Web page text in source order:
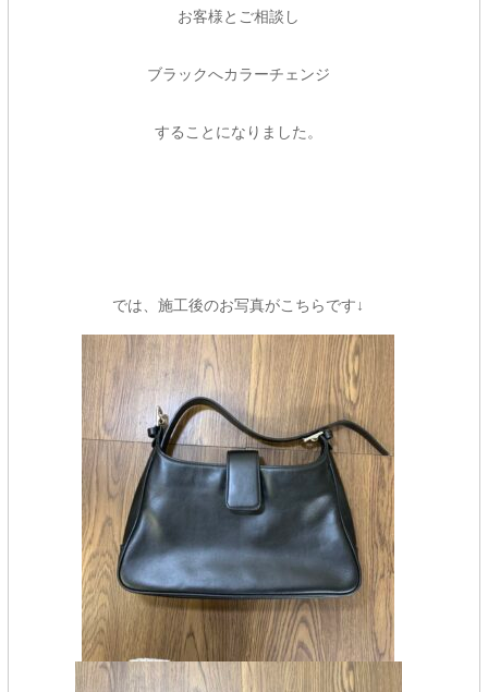
お客様とご相談し
ブラックへカラーチェンジ
することになりました。
では、施工後のお写真がこちらです↓